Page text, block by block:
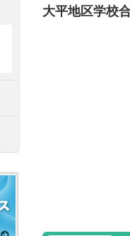
大平地区学校